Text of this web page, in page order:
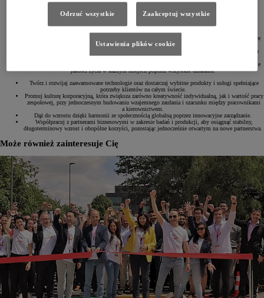
Nasze zasady przewodnie
(1997 rok – aktualizacja)
Szanuj język i prawo każdego kraju i regionu oraz podejmuj otwarte i uczciwe działania biznesowe
jako silny obywatel korporacyjny świata.
Szanuj kulturę i zwyczaje każdego kraju i regionu oraz przyczyniaj się do rozwoju gospodarczego
i społecznego poprzez działania korporacyjne w ich społecznościach.
Ukierunkuj swoją działalność na dostarczanie czystych i bezpiecznych produktów oraz podnoszenie
jakości życia w każdym miejscu poprzez wszystkie działania.
Twórz i rozwijaj zaawansowane technologie oraz dostarczaj wybitne produkty i usługi spełniające
potrzeby klientów na całym świecie.
Promuj kulturę korporacyjną, która zwiększa zarówno kreatywność indywidualną, jak i wartość pracy
zespołowej, przy jednoczesnym budowaniu wzajemnego zaufania i szacunku między pracownikami
a kierownictwem.
Dąż do wzrostu dzięki harmonii ze społecznością globalną poprzez innowacyjne zarządzanie.
Współpracuj z partnerami biznesowymi w zakresie badań i produkcji, aby osiągnąć stabilny,
długoterminowy wzrost i obopólne korzyści, pozostając jednocześnie otwartym na nowe partnerstwa.
Może również zainteresuje Cię
Odrzuć wszystkie Zaakceptuj wszystkie
Ustawienia plików cookie